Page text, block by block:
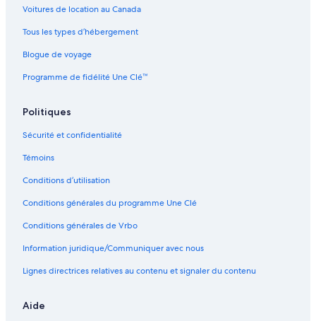
Voitures de location au Canada
Tous les types d’hébergement
Blogue de voyage
Programme de fidélité Une Clé™
Politiques
Sécurité et confidentialité
Témoins
Conditions d’utilisation
Conditions générales du programme Une Clé
Conditions générales de Vrbo
Information juridique/Communiquer avec nous
Lignes directrices relatives au contenu et signaler du contenu
Aide